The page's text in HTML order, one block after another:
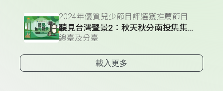
2024年優質兒少節目評選獲推薦節目
聽見台灣聲景2：秋天秋分南投集集大山聲景-頭烏線
總臺及分臺
載入更多